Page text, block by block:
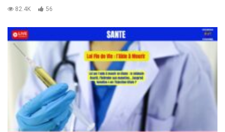
82.4K
56